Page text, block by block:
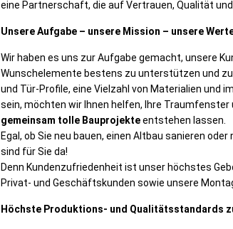
eine Partnerschaft, die auf Vertrauen, Qualität
Unsere Aufgabe – unsere Mission – unsere
Wir haben es uns zur Aufgabe gemacht, unsere
Wunschelemente bestens zu unterstützen und
und Tür-Profile, eine Vielzahl von Materialien und
sein, möchten wir Ihnen helfen, Ihre Traumfenster
gemeinsam tolle Bauprojekteentstehen lassen.
Egal, ob Sie neu bauen, einen Altbau sanieren
sind für Sie da!
Denn Kundenzufriedenheit ist unser höchstes
Privat- und Geschäftskunden sowie unsere
Höchste Produktions- und Qualitätsstandards